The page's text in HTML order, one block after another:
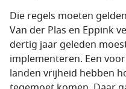
Die regels moeten
Van der Plas en Eppink
dertig jaar geleden
implementeren. Een
landen vrijheid hebben